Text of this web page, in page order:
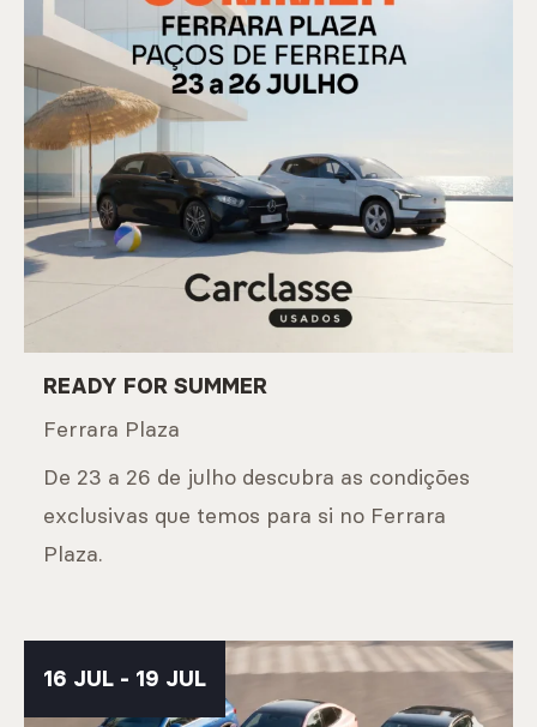
READY FOR SUMMER
Ferrara Plaza
De 23 a 26 de julho descubra as condições
exclusivas que temos para si no Ferrara
Plaza.
16 JUL - 19 JUL